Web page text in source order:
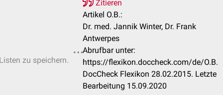
zu speichern.
Zitieren
Artikel O.B.:
Dr. med. Jannik Winter, Dr. Frank
Antwerpes
Abrufbar unter:
https://flexikon.doccheck.com/de/O.B.
DocCheck Flexikon 28.02.2015. Letzte
Bearbeitung 15.09.2020